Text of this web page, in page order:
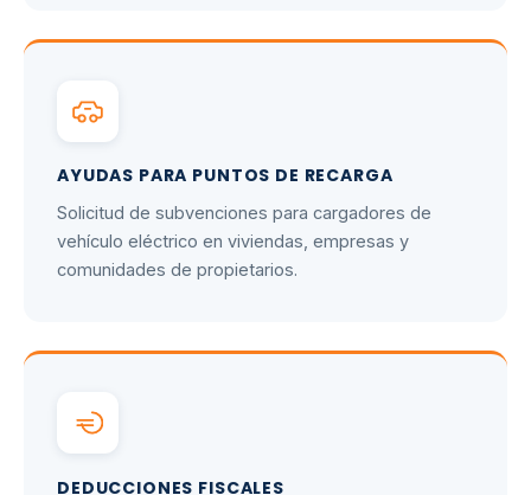
AYUDAS PARA PUNTOS DE RECARGA
Solicitud de subvenciones para cargadores de
vehículo eléctrico en viviendas, empresas y
comunidades de propietarios.
DEDUCCIONES FISCALES